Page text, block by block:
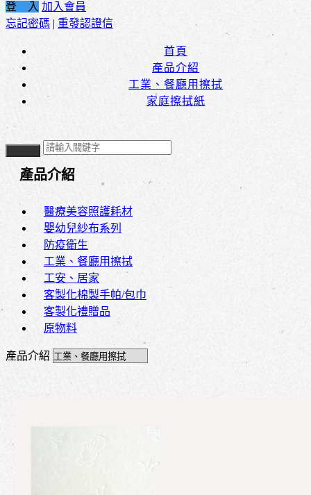
登 入 加入會員
忘記密碼 | 重發認證信
首頁
產品介紹
工業、餐廳用擦拭
家庭擦拭紙
產品介紹
醫療美容照護耗材
嬰幼兒紗布系列
防疫衛生
工業、餐廳用擦拭
工安、居家
客製化棉製手帕/包巾
客製化禮贈品
原物料
產品介紹